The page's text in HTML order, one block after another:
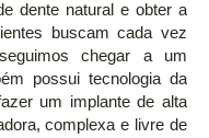
dente natural e obter a
buscam cada vez
chegar a um
possui tecnologia da
um implante de alta
complexa e livre de